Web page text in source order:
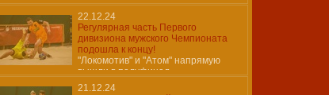
22.12.24
Регулярная часть Первого
дивизиона мужского Чемпионата
подошла к концу!
"Локомотив" и "Атом" напрямую
вышли в полуфинал.
21.12.24